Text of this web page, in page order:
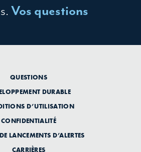
Vos questions
QUESTIONS
DURABLE
D’UTILISATION
CONFIDENTIALITÉ
LANCEMENTS D’ALERTES
CARRIÈRES